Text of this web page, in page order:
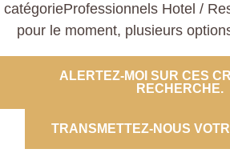
catégorieProfessionnels Hotel /
pour le moment, plusieurs
ALERTEZ-MOI SUR CES
RECHERCHE.
TRANSMETTEZ-NOUS